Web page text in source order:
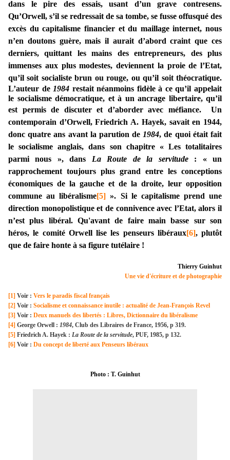
dans le pire des essais, usant d’un grave contresens.
Qu’Orwell, s’il se redressait de sa tombe, se fusse offusqué des
excès du capitalisme financier et du maillage internet, nous
n’en doutons guère, mais il aurait d’abord craint que ces
derniers, quittant les mains des entrepreneurs, des plus
immenses aux plus modestes, deviennent la proie de l’Etat,
qu’il soit socialiste brun ou rouge, ou qu’il soit théocratique.
L’auteur de 1984 restait néanmoins fidèle à ce qu’il appelait
le socialisme démocratique, et à un ancrage libertaire, qu’il
est permis de discuter et d’aborder avec méfiance.
Un
contemporain d’Orwell, Friedrich A. Hayek, savait en 1944,
donc quatre ans avant la parution de 1984, de quoi était fait
le socialisme anglais, dans son chapitre « Les totalitaires
parmi nous », dans La Route de la servitude: « un
rapprochement toujours plus grand entre les conceptions
économiques de la gauche et de la droite, leur opposition
commune au libéralisme[5] ». Si le capitalisme prend une
direction monopolistique et de connivence avec l’Etat, alors il
n’est plus libéral. Qu'avant de faire main basse sur son
héros, le comité Orwell lise les penseurs libéraux[6], plutôt
que de faire honte à sa figure tutélaire !
Thierry Guinhut
Une vie d'écriture et de photographie
[1] Voir : Vers le paradis fiscal français
[2] Voir : Socialisme et connaissance inutile : actualité de Jean-François Revel
[3] Voir : Deux manuels des libertés : Libres, Dictionnaire du libéralisme
[4] George Orwell : 1984, Club des Libraires de France, 1956, p 319.
[5] Friedrich A. Hayek : La Route de la servitude, PUF, 1985, p 132.
[6] Voir : Du concept de liberté aux Penseurs libéraux
Photo : T. Guinhut